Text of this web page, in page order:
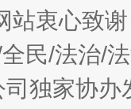
站衷心致
民/法治/
独家协